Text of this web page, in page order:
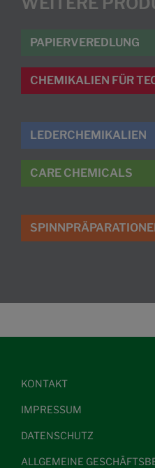
PAPIERVEREDLUNG
CHEMIKALIEN FÜR
LEDERCHEMIKALIEN
CARE CHEMICALS
KONTAKT
IMPRESSUM
DATENSCHUTZ
ALLGEMEINE